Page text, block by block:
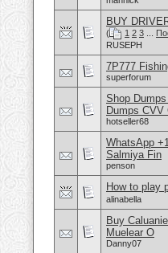
BUY
( 1 2 3
RUSEPH
7P777
superforum
Shop
Dumps CVV
hotseller68
WhatsApp
Salmiya Fin
penson
How to play
alinabella
Buy
Muelear O
Danny07